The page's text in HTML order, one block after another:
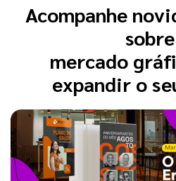
Acompanhe
mercado
expandir o